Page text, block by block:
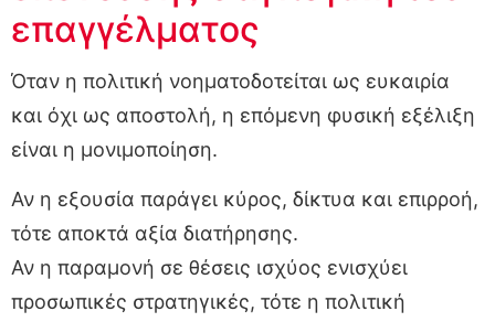
επαγγέλματος
Όταν η πολιτική νοηματοδοτείται ως ευκαιρία
και όχι ως αποστολή, η επόμενη φυσική εξέλιξη
είναι η μονιμοποίηση.
Αν η εξουσία παράγει κύρος, δίκτυα και επιρροή,
τότε αποκτά αξία διατήρησης.
Αν η παραμονή σε θέσεις ισχύος ενισχύει
προσωπικές στρατηγικές, τότε η πολιτική